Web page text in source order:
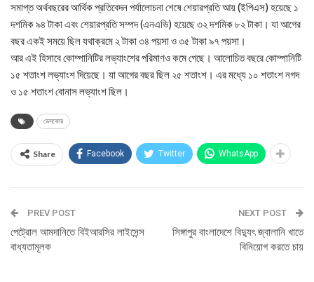
সমাপ্ত অর্থবছরের আর্থিক প্রতিবেদন পর্যালোচনা শেষে শেয়ারপ্রতি আয় (ইপিএস) হয়েছে ১
দশমিক ৯৪ টাকা এবং শেয়ারপ্রতি সম্পদ (এনএভি) হয়েছে ৩২ দশমিক ৮২ টাকা। যা আগের
বছর একই সময়ে ছিল যথাক্রমে ২ টাকা ৩৪ পয়সা ও ৩৫ টাকা ৯৭ পয়সা।
আর এই হিসাবে কোম্পানিটির লভ্যাংশের পরিমাণও কমে গেছে। আলোচিত বছরে কোম্পানিটি
১৫ শতাংশ লভ্যাংশ দিয়েছে। যা আগের বছর ছিল ২৫ শতাংশ। এর মধ্যে ১০ শতাংশ নগদ
ও ১৫ শতাংশ বোনাস লভ্যাংশ ছিল।
ডেসকোর
Share Facebook Twitter WhatsApp
PREV POST
পেট্রোল আমদানিতে বিইআরসির লাইসেন্স
বাধ্যতামূলক
NEXT POST
সিঙ্গাপুর বাংলাদেশে বিদ্যুৎ জ্বালানি খাতে
বিনিয়োগ করতে চায়